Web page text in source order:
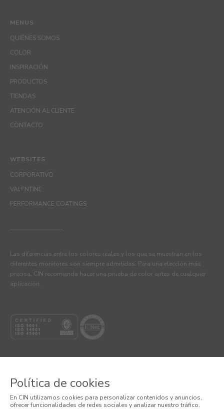
MENUS
QUIÉNES SOMOS
COLOR
INSPIRACIÓN
PRODUCTOS
TIENDAS
ATENCIÓN AL CLIENTE
CONTACTO
WEBSITES
CORPORATIVO
VALENTINE
PERFORMANCE COATINGS
Las diferencias entre los colores reales y los que se muestran en los
diferentes monitores son siempre admitidas. Para una elección más
precisa, CIN recomienda hacer una prueba de color antes de cualquier
aplicación.
Política de cookies
En CIN utilizamos cookies para personalizar contenidos y anuncios,
ofrecer funcionalidades de redes sociales y analizar nuestro tráfico.